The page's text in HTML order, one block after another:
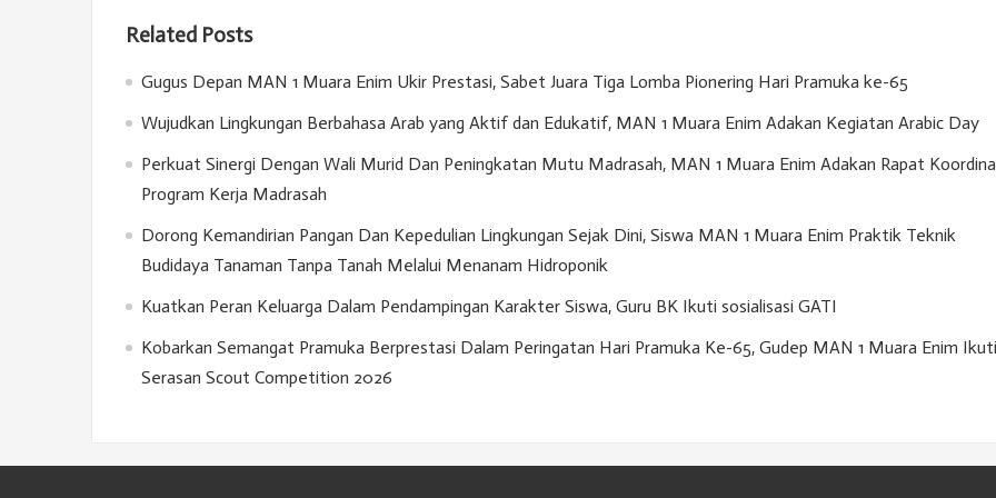
Related Posts
Gugus Depan MAN 1 Muara Enim Ukir Prestasi, Sabet Juara Tiga Lomba Pionering Hari Pramuka ke-65
Wujudkan Lingkungan Berbahasa Arab yang Aktif dan Edukatif, MAN 1 Muara Enim Adakan Kegiatan Arabic Day
Perkuat Sinergi Dengan Wali Murid Dan Peningkatan Mutu Madrasah, MAN 1 Muara Enim Adakan Rapat
Program Kerja Madrasah
Dorong Kemandirian Pangan Dan Kepedulian Lingkungan Sejak Dini, Siswa MAN 1 Muara Enim Praktik Teknik
Budidaya Tanaman Tanpa Tanah Melalui Menanam Hidroponik
Kuatkan Peran Keluarga Dalam Pendampingan Karakter Siswa, Guru BK Ikuti sosialisasi GATI
Kobarkan Semangat Pramuka Berprestasi Dalam Peringatan Hari Pramuka Ke-65, Gudep MAN 1 Muara Enim Ikuti
Serasan Scout Competition 2026